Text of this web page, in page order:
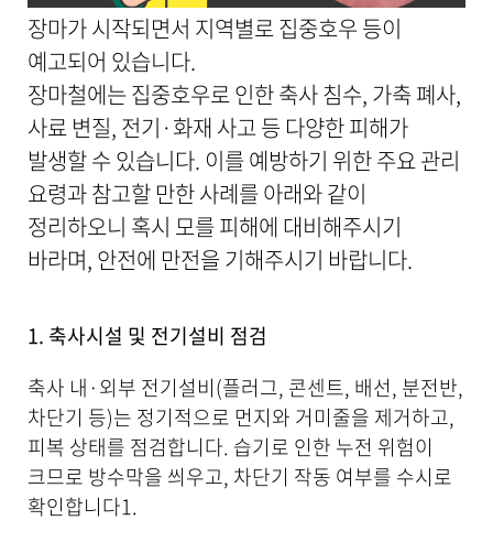
작
성
자
첨
용
니
장마가 시작되면서 지역별로 집중호우 등이
예고되어 있습니다.
장마철에는 집중호우로 인한 축사 침수, 가축 폐사,
사료 변질, 전기·화재 사고 등 다양한 피해가
발생할 수 있습니다. 이를 예방하기 위한 주요 관리
요령과 참고할 만한 사례를 아래와 같이
정리하오니 혹시 모를 피해에 대비해주시기
바라며, 안전에 만전을 기해주시기 바랍니다.
1. 축사시설 및 전기설비 점검
축사 내·외부 전기설비(플러그, 콘센트, 배선, 분전반,
차단기 등)는 정기적으로 먼지와 거미줄을 제거하고,
피복 상태를 점검합니다. 습기로 인한 누전 위험이
크므로 방수막을 씌우고, 차단기 작동 여부를 수시로
확인합니다1.